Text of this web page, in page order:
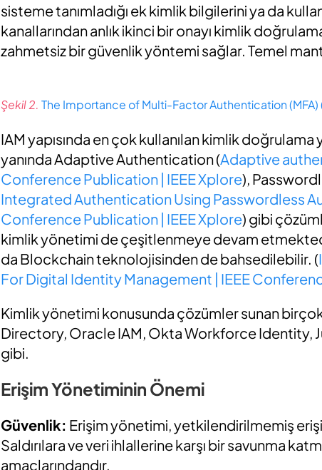
sisteme tanımladığı ek kimlik bilgilerini ya da
kanallarından anlık ikinci bir onayı kimlik
zahmetsiz bir güvenlik yöntemi sağlar. Temel
Şekil 2.The Importance of Multi-Factor Authentication
IAM yapısında en çok kullanılan kimlik doğrulama
yanında Adaptive Authentication (Adaptive
Conference Publication | IEEE Xplore),
Integrated Authentication Using Passwordless
Conference Publication | IEEE Xplore) gibi
kimlik yönetimi de çeşitlenmeye devam
da Blockchain teknolojisinden de bahsedilebilir. (
For Digital Identity Management | IEEE
Kimlik yönetimi konusunda çözümler sunan
Directory, Oracle IAM, Okta Workforce
gibi.
Erişim Yönetiminin Önemi
Güvenlik: Erişim yönetimi, yetkilendirilmemiş
Saldırılara ve veri ihlallerine karşı bir savunma
amaçlarındandır.